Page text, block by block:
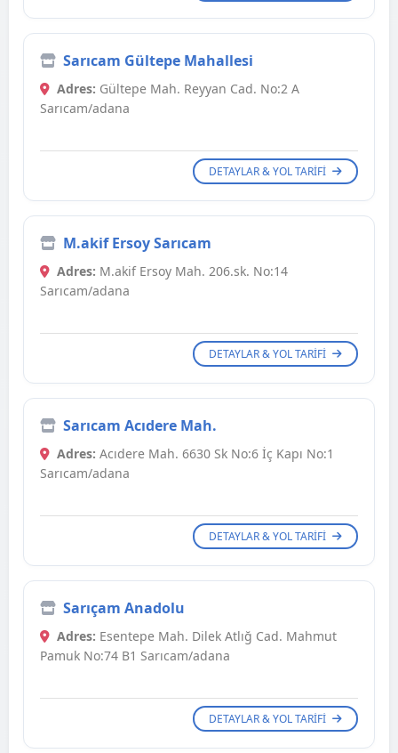
Sarıcam Gültepe Mahallesi
Adres: Gültepe Mah. Reyyan Cad. No:2 A
Sarıcam/adana
DETAYLAR & YOL TARIFI
M.akif Ersoy Sarıcam
Adres: M.akif Ersoy Mah. 206.sk. No:14
Sarıcam/adana
DETAYLAR & YOL TARIFI
Sarıcam Acıdere Mah.
Adres: Acıdere Mah. 6630 Sk No:6 İç Kapı No:1
Sarıcam/adana
DETAYLAR & YOL TARIFI
Sarıçam Anadolu
Adres: Esentepe Mah. Dilek Atlığ Cad. Mahmut
Pamuk No:74 B1 Sarıcam/adana
DETAYLAR & YOL TARIFI